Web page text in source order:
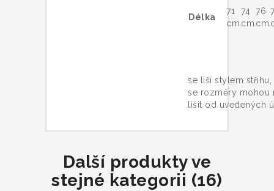
Délka
71
cm
74
cm
76
cm
se liší stylem
se rozměry mohou
lišit od uvedených
Další produkty ve
stejné kategorii (16)